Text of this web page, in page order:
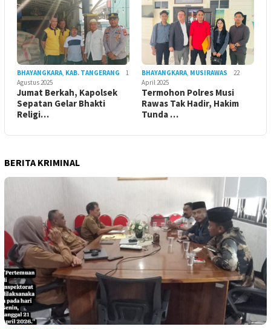
BHAYANGKARA, KAB. TANGERANG
1
Agustus 2025
Jumat Berkah, Kapolsek
Sepatan Gelar Bhakti
Religi…
BHAYANGKARA, MUSIRAWAS
22
April 2025
Termohon Polres Musi
Rawas Tak Hadir, Hakim
Tunda …
BERITA KRIMINAL